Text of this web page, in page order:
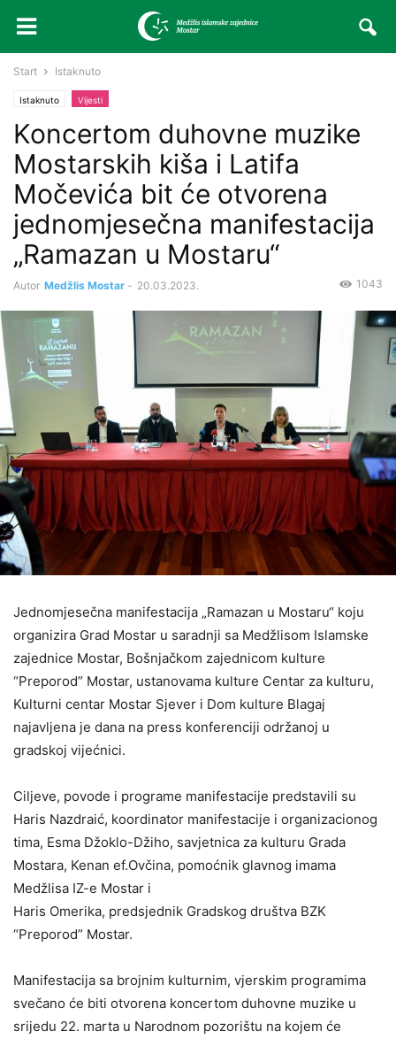
Start Istaknuto
Istaknuto Vijesti
Koncertom duhovne muzike
Mostarskih kiša i Latifa
Močevića bit će otvorena
jednomjesečna manifestacija
„Ramazan u Mostaru“
Autor Medžlis Mostar - 20.03.2023. 1043
Jednomjesečna manifestacija „Ramazan u Mostaru“ koju
organizira Grad Mostar u saradnji sa Medžlisom Islamske
zajednice Mostar, Bošnjačkom zajednicom kulture
“Preporod” Mostar, ustanovama kulture Centar za kulturu,
Kulturni centar Mostar Sjever i Dom kulture Blagaj
najavljena je dana na press konferenciji održanoj u
gradskoj vijećnici.
Ciljeve, povode i programe manifestacije predstavili su
Haris Nazdraić, koordinator manifestacije i organizacionog
tima, Esma Džoklo-Džiho, savjetnica za kulturu Grada
Mostara, Kenan ef.Ovčina, pomoćnik glavnog imama
Medžlisa IZ-e Mostar i
Haris Omerika, predsjednik Gradskog društva BZK
“Preporod” Mostar.
Manifestacija sa brojnim kulturnim, vjerskim programima
svečano će biti otvorena koncertom duhovne muzike u
srijedu 22. marta u Narodnom pozorištu na kojem će